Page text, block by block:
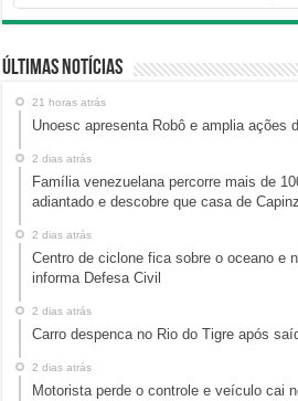
Últimas Notícias
21 horas atrás
Unoesc apresenta Robô e amplia ações
2 dias atrás
Família venezuelana percorre mais de
adiantado e descobre que casa de
2 dias atrás
Centro de ciclone fica sobre o oceano e
informa Defesa Civil
2 dias atrás
Carro despenca no Rio do Tigre após
2 dias atrás
Motorista perde o controle e veículo cai